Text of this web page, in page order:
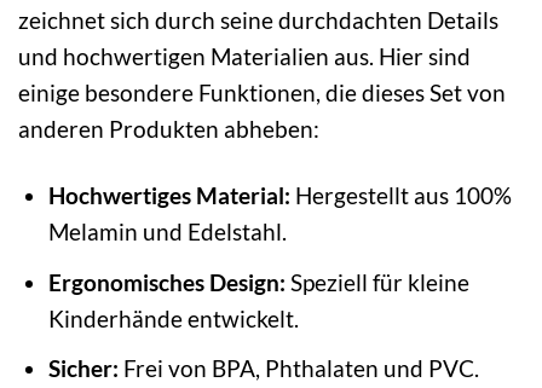
zeichnet sich durch seine durchdachten Details
und hochwertigen Materialien aus. Hier sind
einige besondere Funktionen, die dieses Set von
anderen Produkten abheben:
Hochwertiges Material: Hergestellt aus 100%
Melamin und Edelstahl.
Ergonomisches Design: Speziell für kleine
Kinderhände entwickelt.
Sicher: Frei von BPA, Phthalaten und PVC.